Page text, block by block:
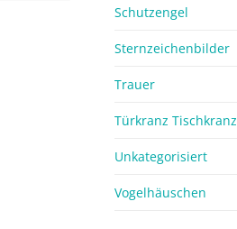
Schutzengel
Sternzeichenbilder
Trauer
Türkranz Tischkranz
Unkategorisiert
Vogelhäuschen